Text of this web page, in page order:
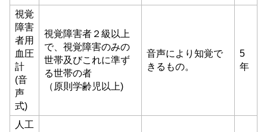
視覚
障害
者用
血圧
計
(音
声
式)
視覚障害者２級以上
で、視覚障害のみの
世帯及びこれに準ず
る世帯の者
（原則学齢児以上)
音声により知覚で
きるもの。
5
年
人工